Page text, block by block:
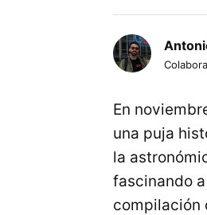
En
una puja
la
fascinando
compilación